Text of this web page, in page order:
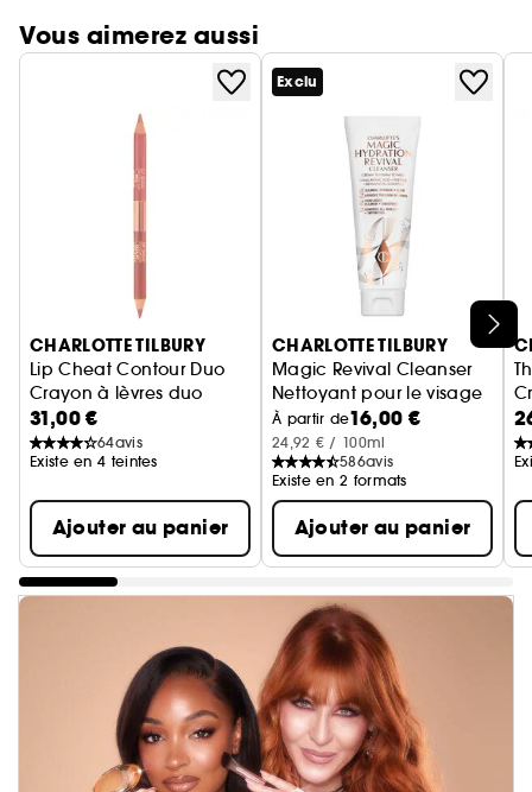
Vous aimerez aussi
Ignorer le carrousel produits
CHARLOTTE TILBURY
Lip Cheat Contour Duo
Crayon à lèvres duo
31,00 €
64avis
Existe en 4 teintes
Ajouter au panier
Exclu
CHARLOTTE TILBURY
Magic Revival Cleanser
Nettoyant pour le visage
À partir de16,00 €
24,92 € / 100ml
586avis
Existe en 2 formats
Ajouter au panier